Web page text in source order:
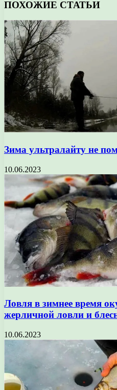
ПОХОЖИЕ СТАТЬИ
Зима ультралайту не
10.06.2023
Ловля в зимнее время
жерличной ловли и
10.06.2023